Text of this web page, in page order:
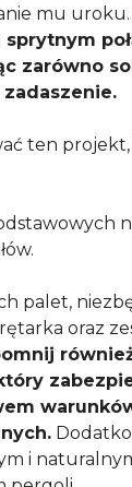
mu uroku.
sprytnym
zarówno
zadaszenie.
ten projekt,
palet,
oraz
i